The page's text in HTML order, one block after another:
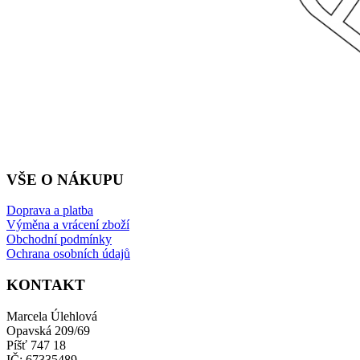
VŠE O NÁKUPU
Doprava a platba
Výměna a vrácení zboží
Obchodní podmínky
Ochrana osobních údajů
KONTAKT
Marcela Úlehlová
Opavská 209/69
Píšť 747 18